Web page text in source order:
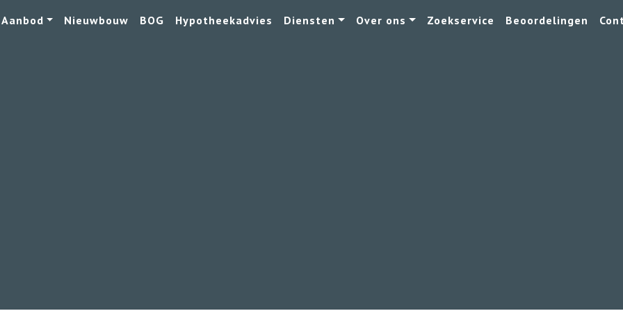
Aanbod Nieuwbouw BOG Hypotheekadvies Diensten Over ons Zoekservice Beoordelingen